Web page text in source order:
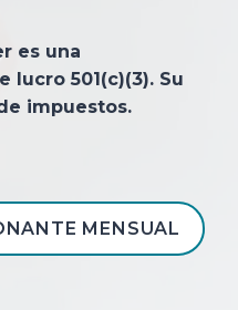
es una
lucro 501(c)(3). Su
impuestos.
MENSUAL